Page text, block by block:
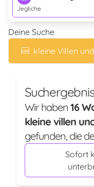
Jegliche
Deine Suche
kleine Villen
Wir haben 16
kleine villen
gefunden, die
Sofort